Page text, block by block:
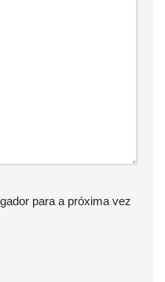
para a próxima vez